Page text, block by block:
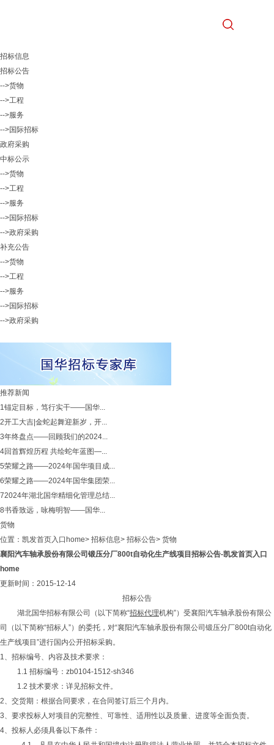
招标信息
招标公告
-->货物
-->工程
-->服务
-->国际招标
政府采购
中标公示
-->货物
-->工程
-->服务
-->国际招标
-->政府采购
补充公告
-->货物
-->工程
-->服务
-->国际招标
-->政府采购
推荐新闻
1锚定目标，笃行实干——国华...
2开工大吉|金蛇起舞迎新岁，开...
3年终盘点——回顾我们的2024...
4回首辉煌历程 共绘蛇年蓝图—...
5荣耀之路——2024年国华项目成...
6荣耀之路——2024年国华集团荣...
72024年湖北国华精细化管理总结...
8书香致远，咏梅明智——国华...
货物
位置： 凯发首页入口home> 招标信息> 招标公告> 货物
襄阳汽车轴承股份有限公司锻压分厂800t自动化生产线项目招标公告-凯发首页入口
home
更新时间：2015-12-14
招标公告
湖北国华招标有限公司（以下简称“招标代理机构”）受襄阳汽车轴承股份有限公
司（以下简称“招标人”）的委托，对“襄阳汽车轴承股份有限公司锻压分厂800t自动化
生产线项目”进行国内公开招标采购。
1、招标编号、内容及技术要求：
1.1 招标编号：zb0104-1512-sh346
1.2 技术要求：详见招标文件。
2、交货期：根据合同要求，在合同签订后三个月内。
3、要求投标人对项目的完整性、可靠性、适用性以及质量、进度等全面负责。
4、投标人必须具备以下条件：